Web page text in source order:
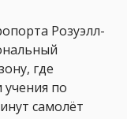
Розуэлл-
где
по
самолёт